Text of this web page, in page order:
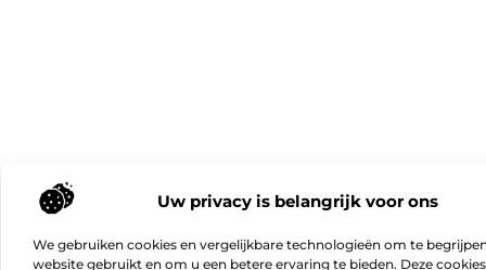
Uw privacy is belangrijk voor ons
We gebruiken cookies en vergelijkbare technologieën om te
website gebruikt en om u een betere ervaring te bieden. Deze